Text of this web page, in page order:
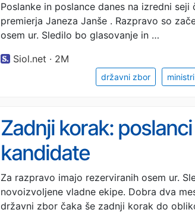
Poslanke in poslance danes na izredni
premierja Janeza Janše . Razpravo so
osem ur. Sledilo bo glasovanje in …
Siol.net · 2M
državni zbor ministri
Zadnji korak:
kandidate
Za razpravo imajo rezerviranih osem ur.
novoizvoljene vladne ekipe. Dobra dva
državni zbor čaka še zadnji korak do